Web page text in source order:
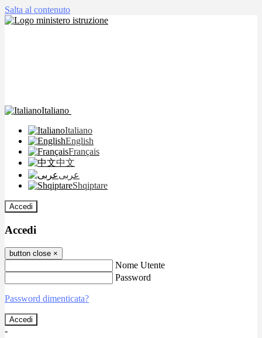
Salta al contenuto
Italiano
Italiano
English
Français
中文
عربى
Shqiptare
Accedi
Accedi
button close ×
Nome Utente
Password
Password dimenticata?
-